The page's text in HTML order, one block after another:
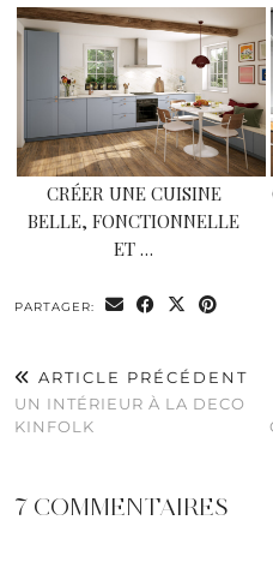
CRÉER UNE CUISINE
BELLE, FONCTIONNELLE
ET …
PARTAGER:
ARTICLE PRÉCÉDENT
UN INTÉRIEUR À LA DECO
KINFOLK
7 COMMENTAIRES